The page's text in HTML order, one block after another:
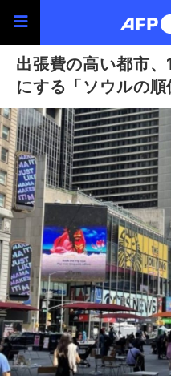
出張費の高い都市
にする「ソウルの順